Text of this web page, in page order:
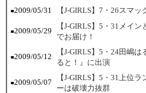
■2009/05/31 【J-GIRLS】7・26スマ
■2009/05/29
【J-GIRLS】5・31メイ
でお届け！
■2009/05/12
【J-GIRLS】5・24田嶋
ると！』に出演
■2009/05/07
【J-GIRLS】5・31上位
ーは破壊力抜群